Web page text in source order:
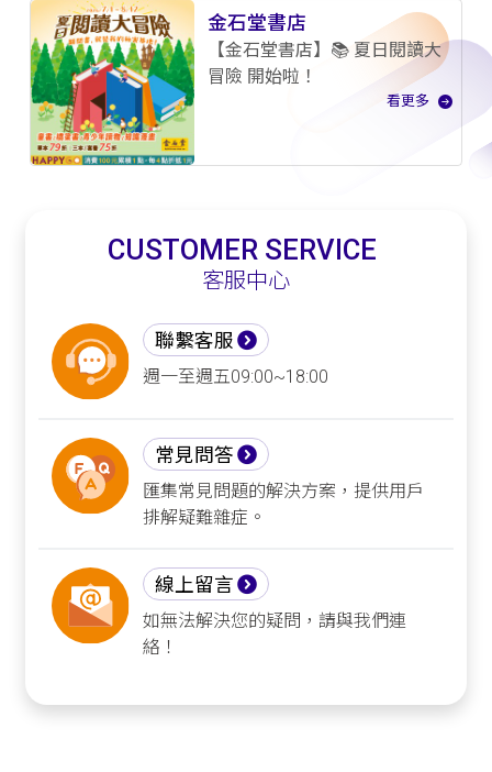
金石堂書店
【金石堂書店】📚 夏日閱讀大
冒險 開始啦！
看更多
CUSTOMER SERVICE
客服中心
聯繫客服
週一至週五09:00~18:00
常見問答
匯集常見問題的解決方案，提供用戶
排解疑難雜症。
線上留言
如無法解決您的疑問，請與我們連
絡！